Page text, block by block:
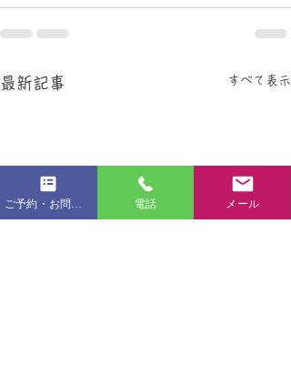
最新記事 すべて表示
電話 メール